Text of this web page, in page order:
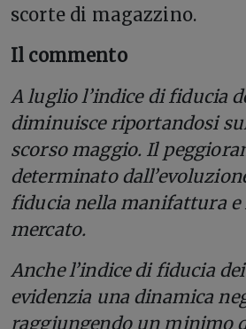
scorte di magazzino.
Il commento
A luglio l’indice di fiducia
diminuisce riportandosi
scorso maggio. Il
determinato
fiducia nella manifattura e
mercato.
Anche l’indice di fiducia
evidenzia una dinamica
raggiungendo un minimo